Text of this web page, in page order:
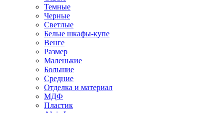
Темные
Черные
Светлые
Белые шкафы-купе
Венге
Размер
Маленькие
Большие
Средние
Отделка и материал
МДФ
Пластик